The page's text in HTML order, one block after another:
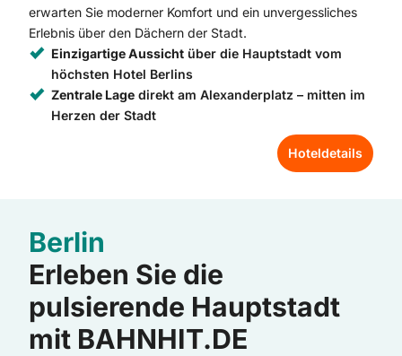
erwarten Sie moderner Komfort und ein unvergessliches
Erlebnis über den Dächern der Stadt.
Einzigartige Aussicht über die Hauptstadt vom
höchsten Hotel Berlins
Zentrale Lage direkt am Alexanderplatz – mitten im
Herzen der Stadt
Hoteldetails
Berlin
Erleben Sie die
pulsierende Hauptstadt
mit BAHNHIT.DE